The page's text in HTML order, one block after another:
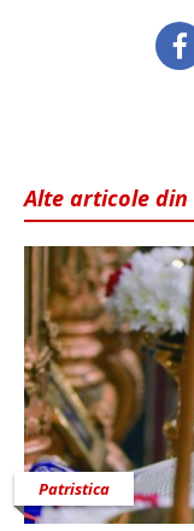
Alte articole
Patristica